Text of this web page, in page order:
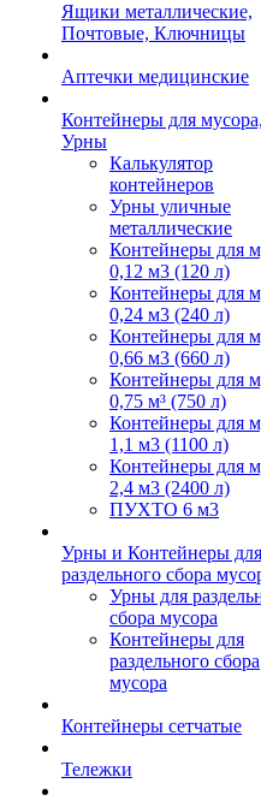
Ящики металлические,
Почтовые, Ключницы
Аптечки медицинские
Контейнеры для мусора,
Урны
Калькулятор
контейнеров
Урны уличные
металлические
Контейнеры для
0,12 м3 (120 л)
Контейнеры для
0,24 м3 (240 л)
Контейнеры для
0,66 м3 (660 л)
Контейнеры для
0,75 м³ (750 л)
Контейнеры для
1,1 м3 (1100 л)
Контейнеры для
2,4 м3 (2400 л)
ПУХТО 6 м3
Урны и Контейнеры для
раздельного сбора
Урны для
сбора мусора
Контейнеры для
раздельного сбора
мусора
Контейнеры сетчатые
Тележки